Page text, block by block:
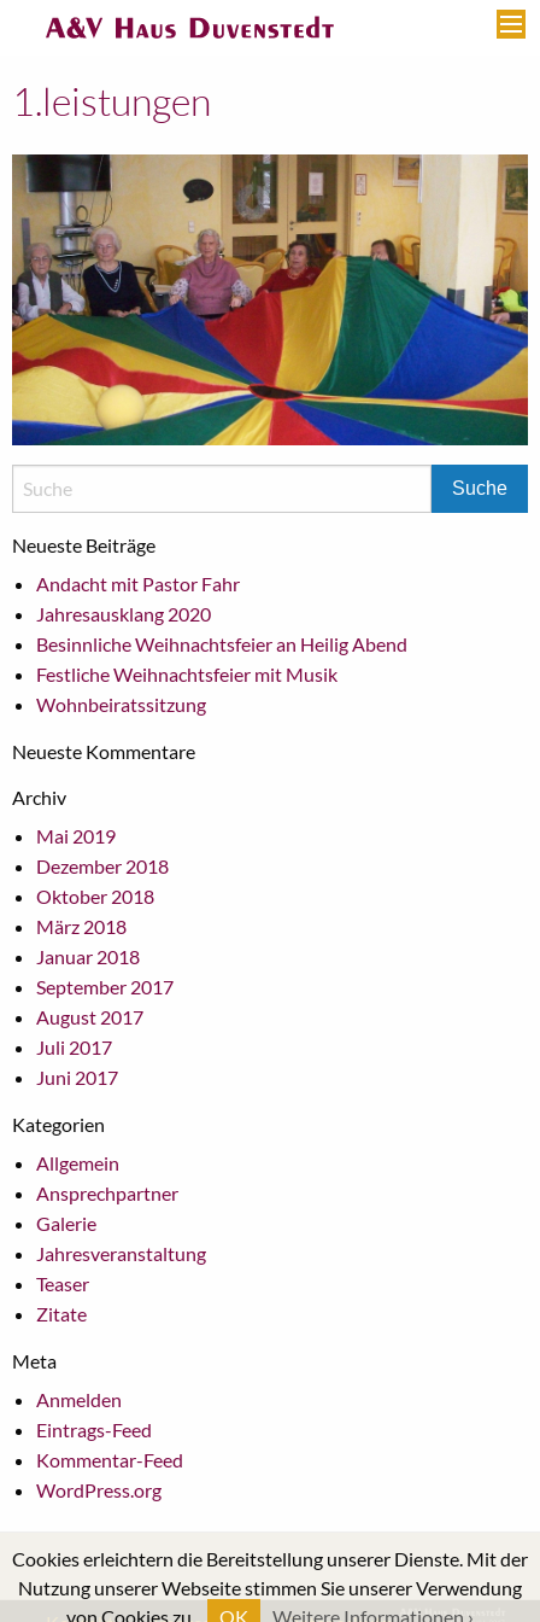
Cookies erleichtern die Bereitstellung unserer Dienste. Mit der
Nutzung unserer Webseite stimmen Sie unserer Verwendung
von Cookies zu.
OK Weitere Informationen ›
1.leistungen
Neueste Beiträge
Andacht mit Pastor Fahr
Jahresausklang 2020
Besinnliche Weihnachtsfeier an Heilig Abend
Festliche Weihnachtsfeier mit Musik
Wohnbeiratssitzung
Neueste Kommentare
Archiv
Mai 2019
Dezember 2018
Oktober 2018
März 2018
Januar 2018
September 2017
August 2017
Juli 2017
Juni 2017
Kategorien
Allgemein
Ansprechpartner
Galerie
Jahresveranstaltung
Teaser
Zitate
Meta
Anmelden
Eintrags-Feed
Kommentar-Feed
WordPress.org